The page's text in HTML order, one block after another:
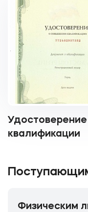
квалификации
Физическим